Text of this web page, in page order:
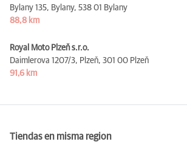
Bylany 135, Bylany, 538 01 Bylany
88,8 km
Royal Moto Plzeň s.r.o.
Daimlerova 1207/3, Plzeň, 301 00 Plzeň
91,6 km
Tiendas en misma region